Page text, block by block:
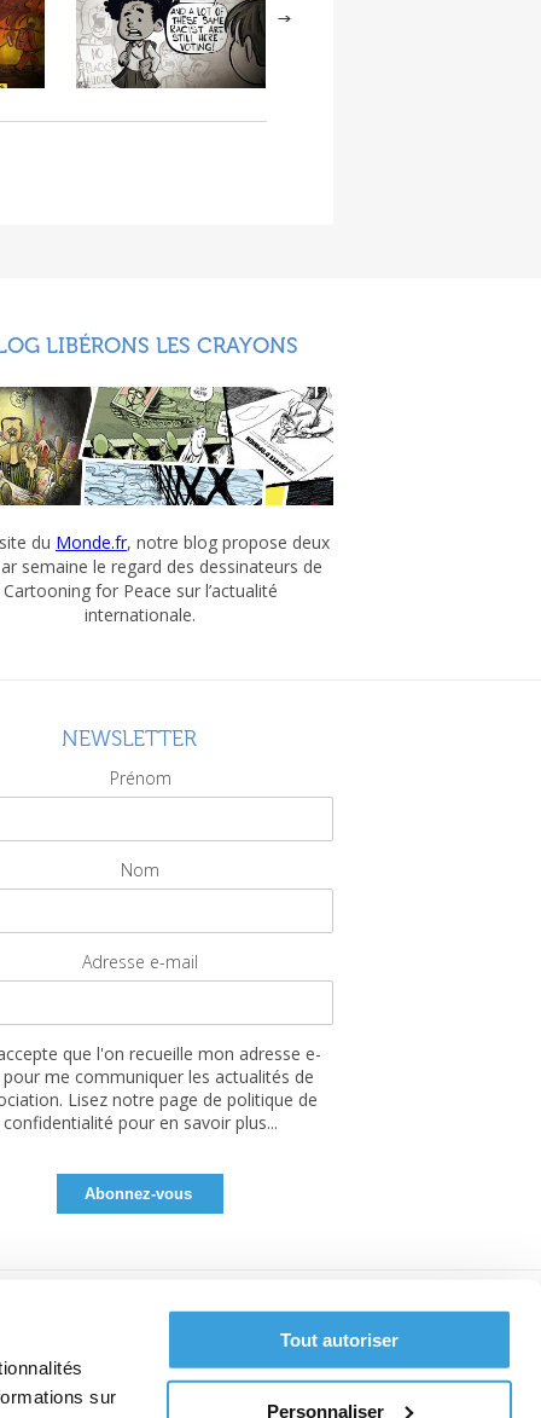
sur
Tout autoriser
Personnaliser
LIBÉRONS LES CRAYONS
du Monde.fr, notre blog propose deux
semaine le regard des dessinateurs de
Cartooning for Peace sur l’actualité
internationale.
NEWSLETTER
Prénom
Nom
Adresse e-mail
que l'on recueille mon adresse e-
me communiquer les actualités de
Lisez notre page de politique de
confidentialité pour en savoir plus...